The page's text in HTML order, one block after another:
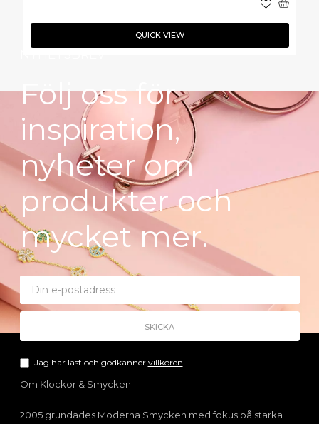
QUICK VIEW
Följ oss för
inspiration,
nyheter om
produkter och
mycket mer.
Jag har läst och godkänner villkoren
Om Klockor & Smycken
2005 grundades Moderna Smycken med fokus på starka